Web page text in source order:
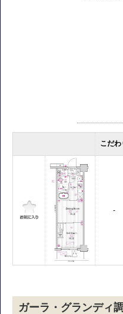
こだわ
-
ガーラ・グランディ